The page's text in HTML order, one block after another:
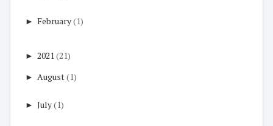
► February(1)
► 2021 (21)
► August(1)
► July(1)